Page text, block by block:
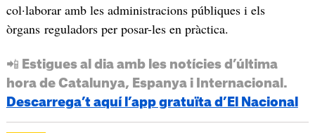
col·laborar amb les administracions públiques i els
òrgans reguladors per posar-les en pràctica.
📲 Estigues al dia amb les notícies d’última
hora de Catalunya, Espanya i Internacional.
Descarrega’t aquí l’app gratuïta d’El Nacional